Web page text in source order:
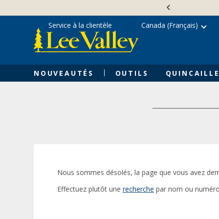
content
NOUVEAUTÉS OUTILS
Service à la clientèle Canada (Français)
Nous sommes désolés, la page que vous avez
Effectuez plutôt une recherche par nom ou